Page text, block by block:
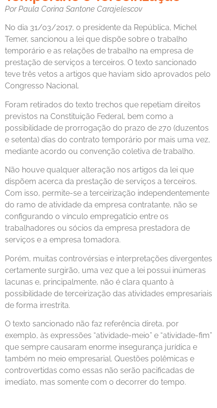
Por Paula Corina Santone Carajelescov
No dia 31/03/2017, o presidente da República, Michel
Temer, sancionou a lei que dispõe sobre o trabalho
temporário e as relações de trabalho na empresa de
prestação de serviços a terceiros. O texto sancionado
teve três vetos a artigos que haviam sido aprovados pelo
Congresso Nacional.
Foram retirados do texto trechos que repetiam direitos
previstos na Constituição Federal, bem como a
possibilidade de prorrogação do prazo de 270 (duzentos
e setenta) dias do contrato temporário por mais uma vez,
mediante acordo ou convenção coletiva de trabalho.
Não houve qualquer alteração nos artigos da lei que
dispõem acerca da prestação de serviços a terceiros.
Com isso, permite-se a terceirização independentemente
do ramo de atividade da empresa contratante, não se
configurando o vínculo empregatício entre os
trabalhadores ou sócios da empresa prestadora de
serviços e a empresa tomadora.
Porém, muitas controvérsias e interpretações divergentes
certamente surgirão, uma vez que a lei possui inúmeras
lacunas e, principalmente, não é clara quanto à
possibilidade de terceirização das atividades empresariais
de forma irrestrita.
O texto sancionado não faz referência direta, por
exemplo, às expressões “atividade-meio” e “atividade-fim”
que sempre causaram enorme insegurança jurídica e
também no meio empresarial. Questões polêmicas e
controvertidas como essas não serão pacificadas de
imediato, mas somente com o decorrer do tempo.